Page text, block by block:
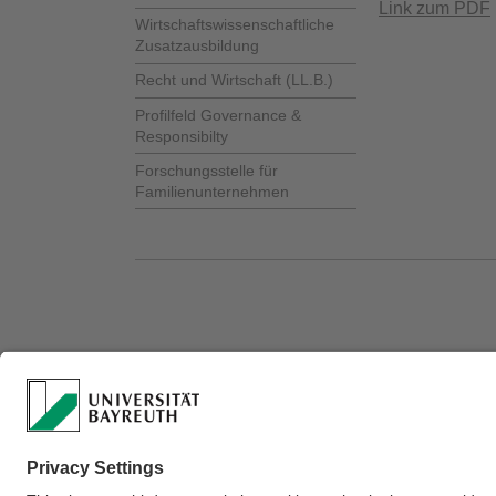
Wirtschaftswissenschaftliche
Zusatzausbildung
Recht und Wirtschaft (LL.B.)
Profilfeld Governance &
Responsibilty
Forschungsstelle für
Familienunternehmen
Link zum PDF